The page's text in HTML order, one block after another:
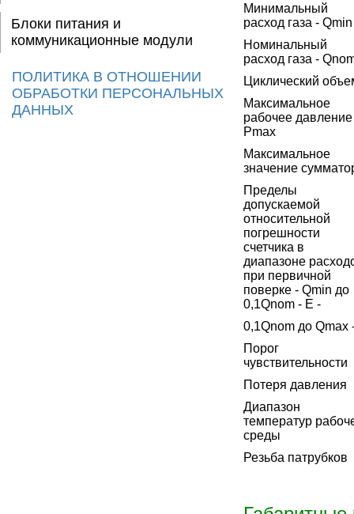
Блоки питания и
коммуникационные модули
ПОЛИТИКА В ОТНОШЕНИИ
ОБРАБОТКИ ПЕРСОНАЛЬНЫХ
ДАННЫХ
Минимальный
расход газа - Qmin
Номинальный
расход газа -
Циклический
Максимальное
рабочее давление
Pmax
Максимальное
значение
Пределы
допускаемой
относительной
погрешности
счетчика в
диапазоне
при первичной
поверке - Qmin до
0,1Qnom - E -
0,1Qnom до Qmax
Порог
чувствительности
Потеря давления
Диапазон
температур
среды
Резьба патрубков